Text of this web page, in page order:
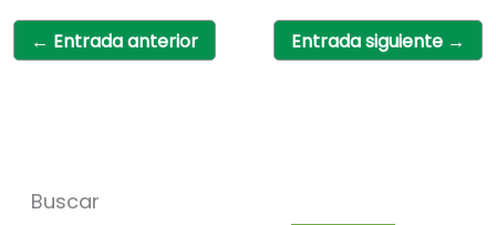
← Entrada anterior Entrada siguiente →
Buscar